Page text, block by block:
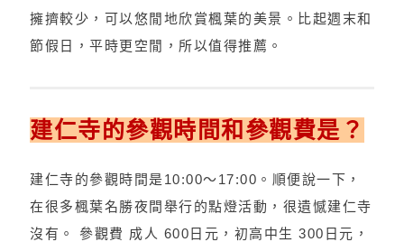
擁擠較少，可以悠閒地欣賞楓葉的美景。比起週末和
節假日，平時更空閒，所以值得推薦。
建仁寺的參觀時間和參觀費是？
建仁寺的參觀時間是10:00～17:00。順便說一下，
在很多楓葉名勝夜間舉行的點燈活動，很遺憾建仁寺
沒有。 參觀費 成人 600日元，初高中生 300日元，